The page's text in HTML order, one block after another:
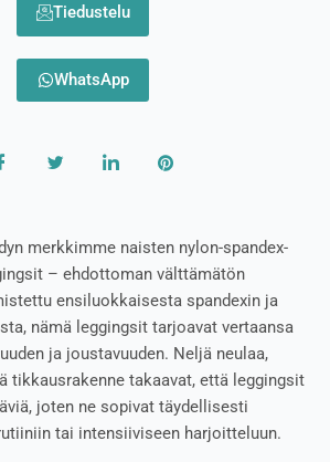
Tiedustelu
WhatsApp
merkkimme naisten nylon-spandex-
– ehdottoman välttämätön
ensiluokkaisesta spandexin ja
nämä leggingsit tarjoavat vertaansa
ja joustavuuden. Neljä neulaa,
tikkausrakenne takaavat, että leggingsit
joten ne sopivat täydellisesti
tai intensiiviseen harjoitteluun.